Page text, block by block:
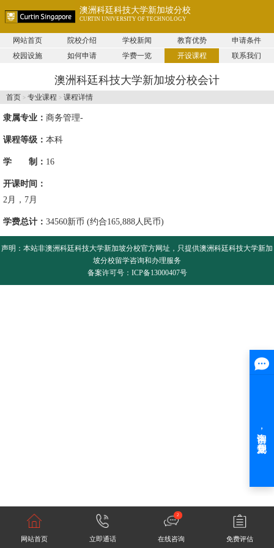
澳洲科廷科技大学新加坡分校
CURTIN UNIVERSITY OF TECHNOLOGY
网站首页 院校介绍 学校新闻 教育优势
申请条件
校园设施
如何申请 学费一览 开设课程 联系我们
澳洲科廷科技大学新加坡分校会计
首页 > 专业课程 > 课程详情
隶属专业： 商务管理-
课程等级： 本科
学 制： 16
开课时间：
2月，7月
学费总计： 34560新币 (约合165,888人民币)
声明：本站非澳洲科廷科技大学新加坡分校官方网址，只提供澳洲科廷科技大学新加
坡分校留学咨询和办理服务
备案许可号：ICP备13000407号
网站首页 立即通话
2
在线咨询 免费评估